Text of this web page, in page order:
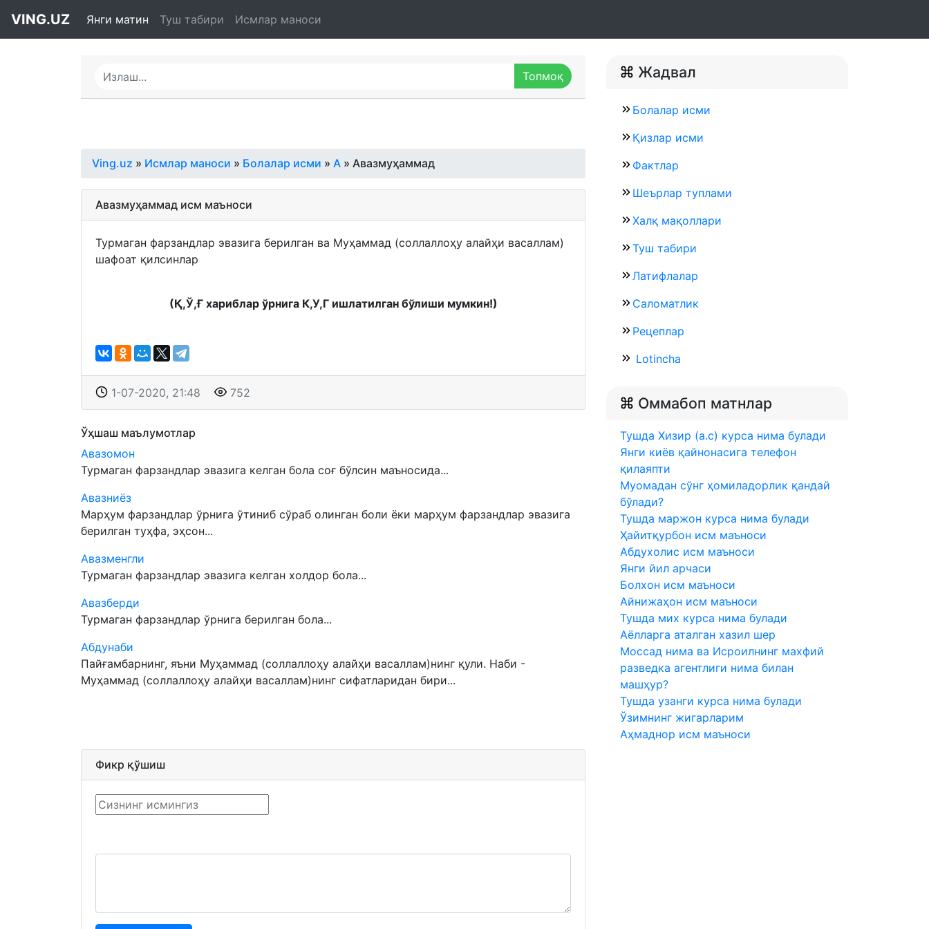
VING.UZ Янги матин Туш табири Исмлар маноси
Ving.uz » Исмлар маноси » Болалар исми » А » Авазмуҳаммад
Авазмуҳаммад исм маъноси
Турмаган фарзандлар эвазига берилган ва Муҳаммад (соллаллоҳу алайҳи васаллам)
шафоат қилсинлар
(Қ,Ў,Ғ хариблар ўрнига К,У,Г ишлатилган бўлиши мумкин!)
1-07-2020, 21:48 752
Ўҳшаш маълумотлар
Авазомон
Турмаган фарзандлар эвазига келган бола соғ бўлсин маъносида...
Авазниёз
Марҳум фарзандлар ўрнига ўтиниб сўраб олинган боли ёки марҳум фарзандлар эвазига
берилган туҳфа, эҳсон...
Авазменгли
Турмаган фарзандлар эвазига келган холдор бола...
Авазберди
Турмаган фарзандлар ўрнига берилган бола...
Абдунаби
Пайғамбарнинг, яъни Муҳаммад (соллаллоҳу алайҳи васаллам)нинг қули. Наби -
Муҳаммад (соллаллоҳу алайҳи васаллам)нинг сифатларидан бири...
Фикр қўшиш
Жадвал
Болалар исми
Қизлар исми
Фактлар
Шеърлар туплами
Халқ мақоллари
Туш табири
Латифлалар
Саломатлик
Рецеплар
Lotincha
Оммабоп матнлар
Тушда Хизир (а.с) курса нима булади
Янги киёв қайнонасига телефон
қилаяпти
Муомадан сўнг ҳомиладорлик қандай
бўлади?
Тушда маржон курса нима булади
Ҳайитқурбон исм маъноси
Абдухолис исм маъноси
Янги йил арчаси
Болхон исм маъноси
Айнижаҳон исм маъноси
Тушда мих курса нима булади
Aёлларга аталган хазил шер
Моссад нима ва Исроилнинг махфий
разведка агентлиги нима билан
машҳур?
Тушда узанги курса нима булади
Ўзимнинг жигарларим
Аҳмаднор исм маъноси